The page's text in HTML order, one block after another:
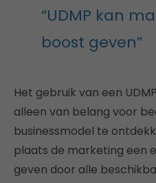
“UDMP kan
boost geven”
Het gebruik van een
alleen van belang voor
businessmodel te
plaats de marketing een
geven door alle